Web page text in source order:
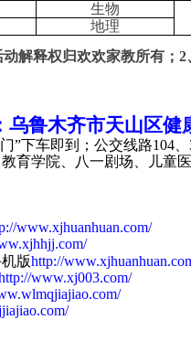
生物
地理
动解释权归欢欢家教所有； 2
乌鲁木齐市天山区健
”下车即到；公交线路104
育学院、八一剧场、儿童
www.xjhuanhuan.com/
版http://
www.xj003.com/